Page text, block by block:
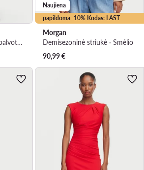
Kasdieninė suknelė · Spalvota · Maksi
papildoma -10% Kodas: LAST
Naujiena
Morgan
Demisezoninė striukė · Smėlio
90,99€